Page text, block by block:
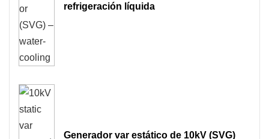
refrigeración líquida
Generador var estático de 10kV (SVG)